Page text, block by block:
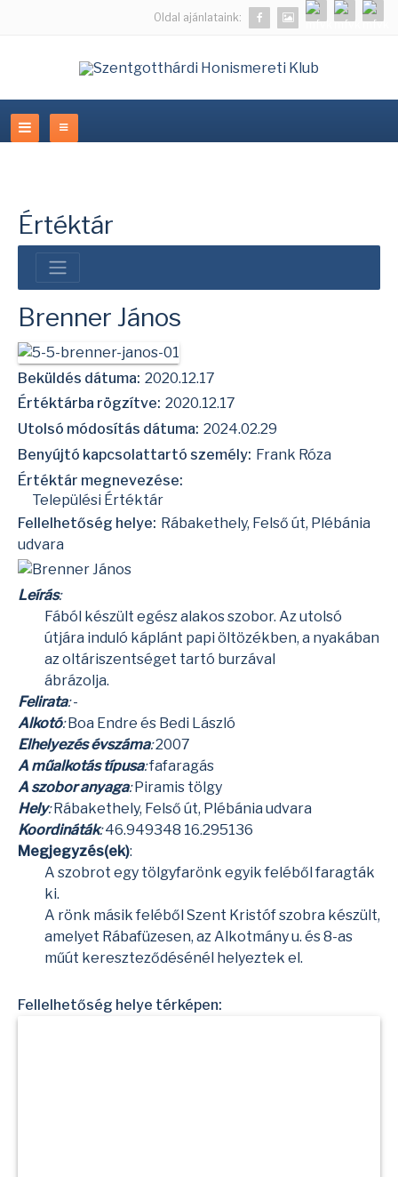
Oldal ajánlataink:
Értéktár
Brenner János
Beküldés dátuma: 2020.12.17
Értéktárba rögzítve: 2020.12.17
Utolsó módosítás dátuma: 2024.02.29
Benyújtó kapcsolattartó személy: Frank Róza
Értéktár megnevezése:
Települési Értéktár
Fellelhetőség helye: Rábakethely, Felső út, Plébánia
udvara
Leírás:
Fából készült egész alakos szobor. Az utolsó
útjára induló káplánt papi öltözékben, a nyakában
az oltáriszentséget tartó burzával
ábrázolja.
Felirata:-
Alkotó: Boa Endre és Bedi László
Elhelyezés évszáma:2007
A műalkotás típusa:fafaragás
A szobor anyaga: Piramis tölgy
Hely:Rábakethely, Felső út, Plébánia udvara
Koordináták:46.949348 16.295136
Megjegyzés(ek):
A szobrot egy tölgyfarönk egyik feléből faragták
ki.
A rönk másik feléből Szent Kristóf szobra készült,
amelyet Rábafüzesen, az Alkotmány u. és 8-as
műút kereszteződésénél helyeztek el.
Fellelhetőség helye térképen: